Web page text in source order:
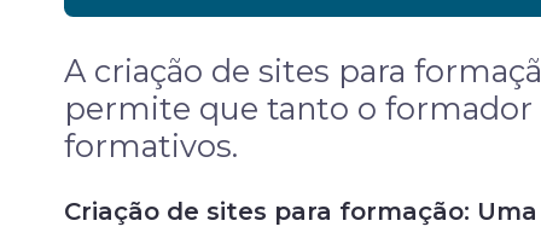
A criação de sites para
permite que tanto o
formativos.
Criação de sites para formação: